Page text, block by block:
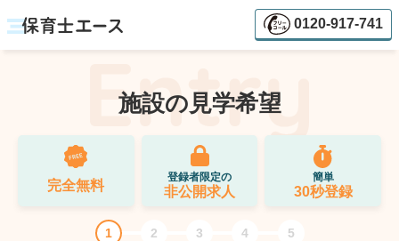
0120-917-741
施設の見学希望
完全無料
登録者限定の
非公開求人
簡単
30秒登録
1 2 3 4 5